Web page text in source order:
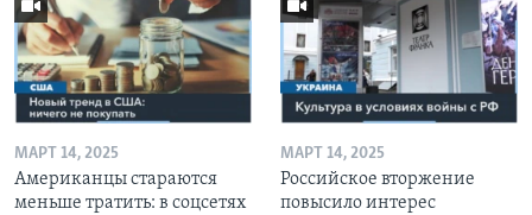
МАРТ 14, 2025
Американцы стараются
меньше тратить: в соцсетях
МАРТ 14, 2025
Российское вторжение
повысило интерес